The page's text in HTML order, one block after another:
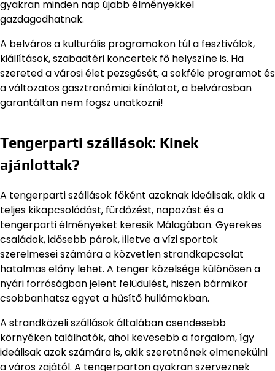
gyakran minden nap újabb élményekkel
gazdagodhatnak.
A belváros a kulturális programokon túl a fesztiválok,
kiállítások, szabadtéri koncertek fő helyszíne is. Ha
szereted a városi élet pezsgését, a sokféle programot és
a változatos gasztronómiai kínálatot, a belvárosban
garantáltan nem fogsz unatkozni!
Tengerparti szállások: Kinek
ajánlottak?
A tengerparti szállások főként azoknak ideálisak, akik a
teljes kikapcsolódást, fürdőzést, napozást és a
tengerparti élményeket keresik Málagában. Gyerekes
családok, idősebb párok, illetve a vízi sportok
szerelmesei számára a közvetlen strandkapcsolat
hatalmas előny lehet. A tenger közelsége különösen a
nyári forróságban jelent felüdülést, hiszen bármikor
csobbanhatsz egyet a hűsítő hullámokban.
A strandközeli szállások általában csendesebb
környéken találhatók, ahol kevesebb a forgalom, így
ideálisak azok számára is, akik szeretnének elmenekülni
a város zajától. A tengerparton gyakran szerveznek